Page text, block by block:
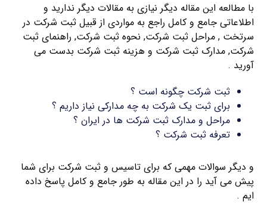
با مطالعه این مقاله دیگر نیازی به مقالات دیگر ندارید و
اطلاعاتی جامع و کامل راجع به مواردی از قبیل ثبت شرکت در
سرتخت , مراحل ثبت شرکت, نحوه ثبت شرکت, راهنمای ثبت
شرکت, مدارک ثبت شرکت و هزینه ثبت شرکت بدست می
آورید .
ثبت شرکت چگونه است ؟
برای ثبت یک شرکت به چه مدارکی نیاز داریم ؟
مراحل و مدارک ثبت شرکت ها در ایران ؟
تعرفه ثبت شرکت ؟
و دیگر سوالات مهمی که برای تاسیس و ثبت شرکت برای شما
پیش می آید را در این مقاله به طور جامع و کامل پاسخ داده
ایم .